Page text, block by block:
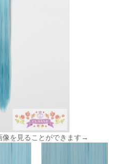
を見ることができます→